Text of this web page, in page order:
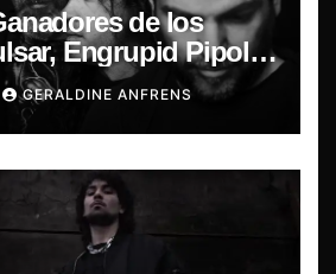
de los
Engrupid Pipol
exclusivo.
GERALDINE ANFRENS